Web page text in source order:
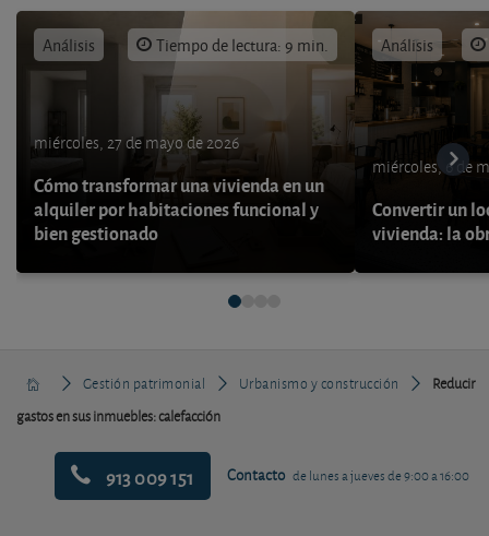
Análisis Tiempo de lectura: 9 min.
miércoles, 27 de mayo de 2026
Cómo transformar una vivienda en un
alquiler por habitaciones funcional y
bien gestionado
Análisis
miércoles, 6 de
Convertir un
vivienda: la
Gestión patrimonial Urbanismo y construcción
Reducir
gastos en sus inmuebles: calefacción
913 009 151 Contacto de lunes a jueves de 9:00 a 16:00